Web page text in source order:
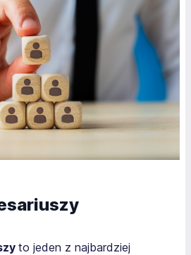
to jeden z najbardziej